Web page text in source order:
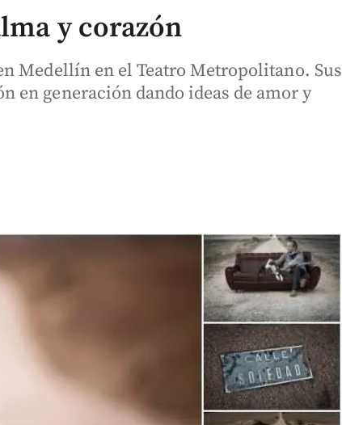
y corazón
Medellín en el Teatro Metropolitano. Sus
en generación dando ideas de amor y